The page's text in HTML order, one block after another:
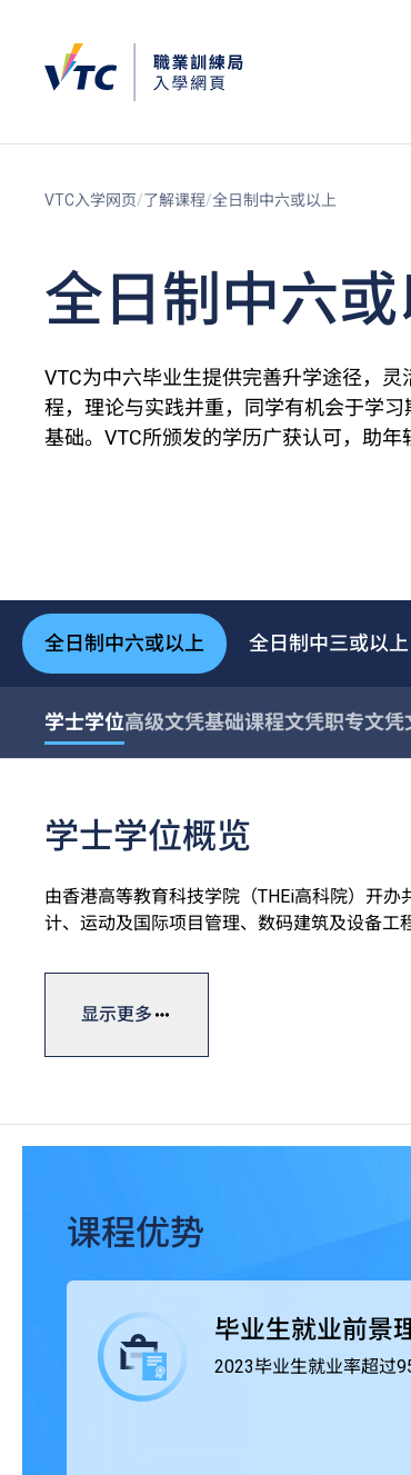
VTC入学网页 了解课程 全日制中六或以上
全日制中六
VTC为中六毕业生提供完善升学途径，
程，理论与实践并重，同学有机会于学
基础。VTC所颁发的学历广获认可，助年
全日制中六或以上 全日制中三或以上
学士学位高级文凭基础课程文凭职专文凭
学士学位概览
由香港高等教育科技学院（THEi高科院）开
计、运动及国际项目管理、数码建筑及设备工
学士学位课程一般修读期为四年，课程糅合
计，确保学生能够做到融会贯通，学以致用
integrated Learning, WIL），学生得以通过专
显示更多
课程优势
毕业生就业前景
2023毕业生就业率超过